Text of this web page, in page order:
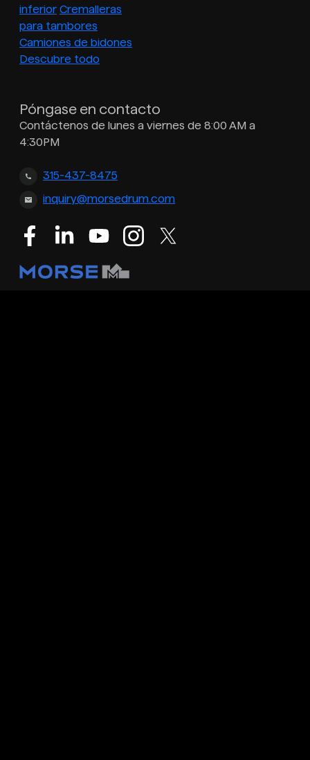
inferior Cremalleras
para tambores
Camiones de bidones
Descubre todo
Póngase en contacto
Contáctenos de lunes a viernes de 8:00 AM a
4:30PM
315-437-8475
inquiry@morsedrum.com